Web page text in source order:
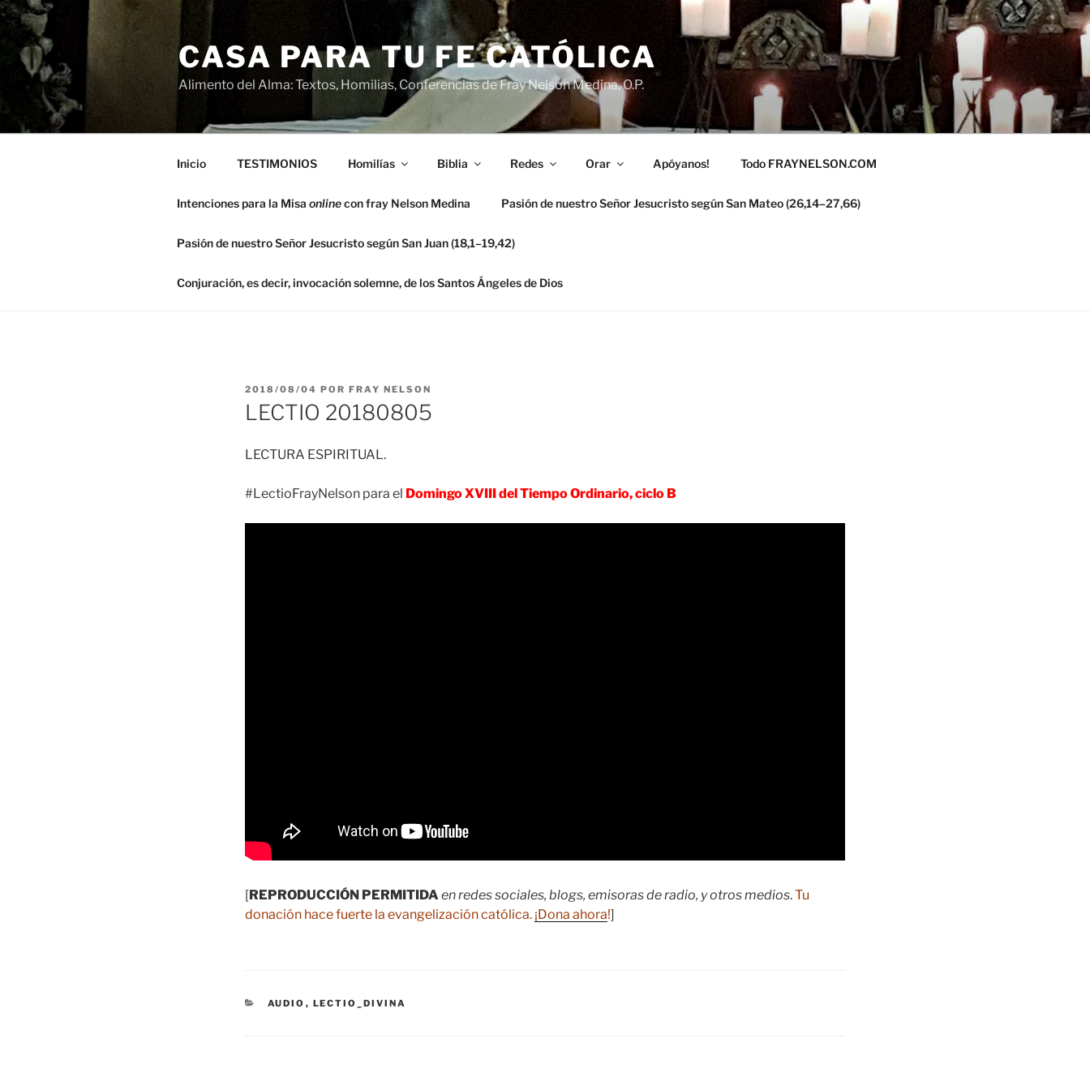
Saltar
contenido
CASA PARA TU FE CATÓLICA
Alimento del Alma: Textos, Homilias, Conferencias de Fray Nelson Medina, O.P.
Inicio TESTIMONIOS Homilías Biblia Redes Orar Apóyanos! Todo FRAYNELSON.COM
Intenciones para la Misa onlinecon fray Nelson Medina Pasión de nuestro Señor Jesucristo según San Mateo (26,14–27,66)
Pasión de nuestro Señor Jesucristo según San Juan (18,1–19,42)
Conjuración, es decir, invocación solemne, de los Santos Ángeles de Dios
PUBLICADO
EL
2018/08/04 POR FRAY NELSON
LECTIO 20180805
LECTURA ESPIRITUAL.
#LectioFrayNelson para el Domingo XVIII del Tiempo Ordinario, ciclo B
[REPRODUCCIÓN PERMITIDA en redes sociales, blogs, emisoras de radio, y otros medios.Tu
donación hace fuerte la evangelización católica. ¡Dona ahora!]
CATEGORÍAS
AUDIO , LECTIO_DIVINA